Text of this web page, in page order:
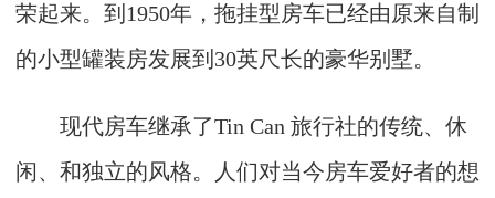
荣起来。到1950年，拖挂型房车已经由原来自制
的小型罐装房发展到30英尺长的豪华别墅。
现代房车继承了Tin Can 旅行社的传统、休
闲、和独立的风格。人们对当今房车爱好者的想